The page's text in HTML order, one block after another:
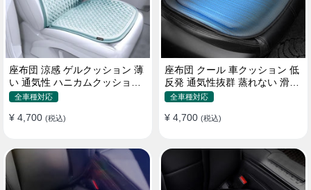
座布団 涼感 ゲルクッション 薄
い 通気性 ハニカムクッション
四季通用 おすすめ
全車種対応
¥ 4,700 (税込)
座布団 クール 車クッション 低
反発 通気性抜群 蒸れない 滑り
止め おすすめ
全車種対応
¥ 4,700 (税込)